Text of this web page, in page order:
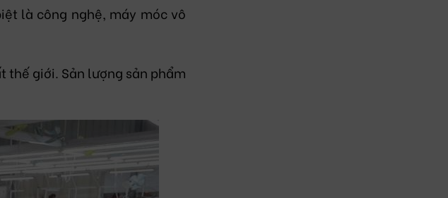
là công nghệ, máy móc vô
thế giới. Sản lượng sản phẩm